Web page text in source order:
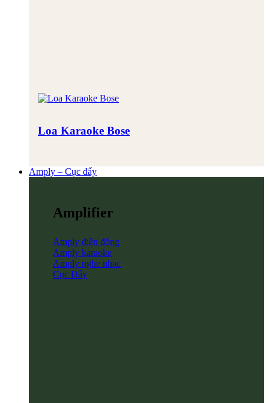
Loa Karaoke Bose
Amply – Cục đẩy
Amplifier
Amply điện động
Amply karaoke
Amply nghe nhạc
Cục Đẩy